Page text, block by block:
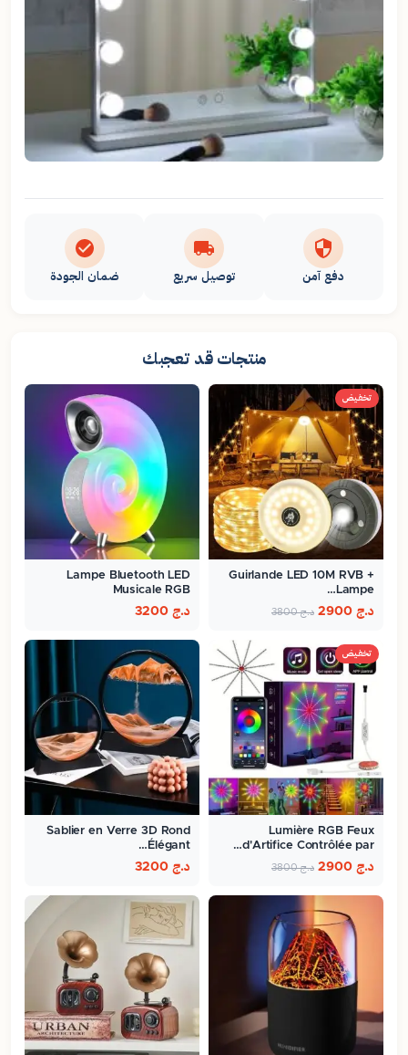
دفع آمن توصيل سريع ضمان الجودة
منتجات قد تعجبك
تخفيض
Guirlande LED 10M RVB +
Lampe…
د.ج د.ج3800
Lampe Bluetooth LED
Musicale RGB
د.ج
تخفيض
Lumière RGB Feux
d'Artifice Contrôlée par…
د.ج د.ج3800
Sablier en Verre 3D Rond
Élégant…
د.ج